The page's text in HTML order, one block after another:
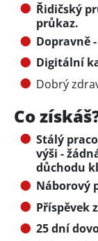
Řidičský
průkaz.
Dopravně
Digitální
Dobrý
Co
Stálý
výši -
důchodu
Náborový
Příspěvek
25 dní